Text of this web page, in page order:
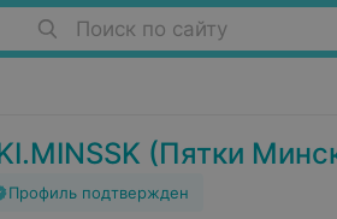
Поиск по сайту
(Пятки
Профиль подтвержден